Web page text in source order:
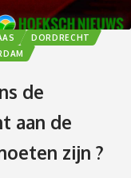
DORDRECHT
de
aan de
zijn ?